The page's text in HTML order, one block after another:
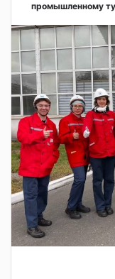
промышленному